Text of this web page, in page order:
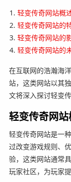
轻变传奇网站概
轻变传奇网站的
轻变传奇网站的
轻变传奇网站的
在互联网的浩瀚海
站，这类网站以其
文将深入探讨轻变
轻变传奇网
轻变传奇网站是一
过改变游戏规则、
验，这类网站通常
玩家社区，为玩家